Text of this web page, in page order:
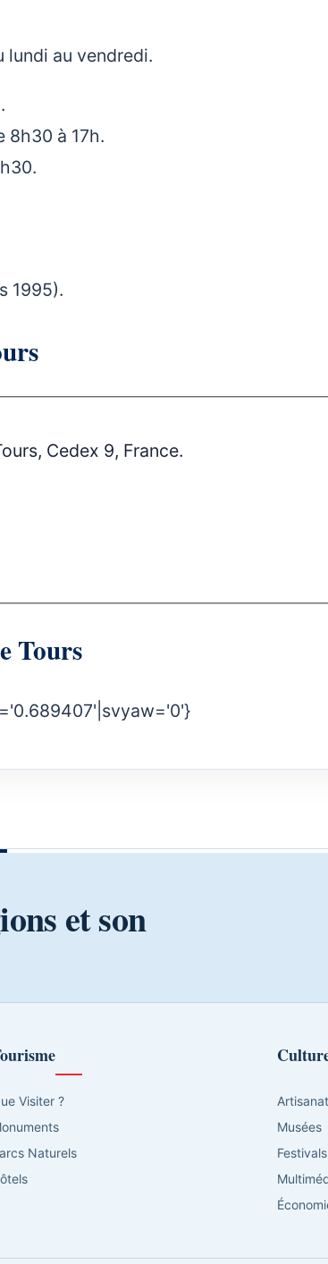
lundi au vendredi.
8h30 à 17h.
1995).
Cedex 9, France.
Tours
et son
Visiter ?
Naturels
Artisanat
Musées
Festivals